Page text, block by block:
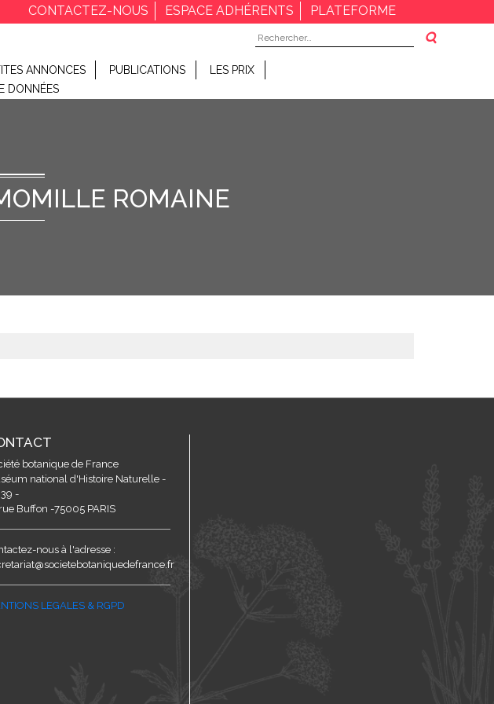
CONTACTEZ-NOUS ESPACE ADHÉRENTS
PLATEFORME
Rechercher :
ANNONCES PUBLICATIONS
LES PRIX
DONNÉES
ROMAINE
botanique de France
national d'Histoire Naturelle -
39 -
Buffon -75005 PARIS
nous à l'adresse :
LEGALES & RGPD